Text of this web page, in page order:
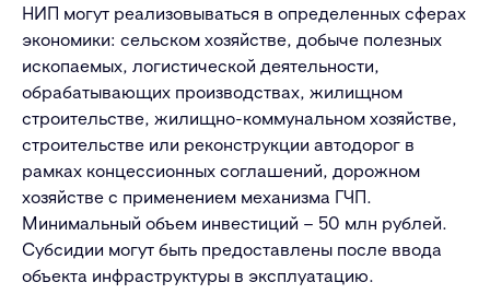
НИП могут реализовываться в определенных сферах
экономики: сельском хозяйстве, добыче полезных
ископаемых, логистической деятельности,
обрабатывающих производствах, жилищном
строительстве, жилищно-коммунальном хозяйстве,
строительстве или реконструкции автодорог в
рамках концессионных соглашений, дорожном
хозяйстве с применением механизма ГЧП.
Минимальный объем инвестиций – 50 млн рублей.
Субсидии могут быть предоставлены после ввода
объекта инфраструктуры в эксплуатацию.